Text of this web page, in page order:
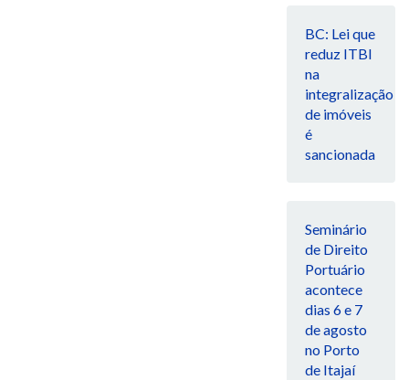
BC: Lei que
reduz ITBI
na
integralização
de imóveis
é
sancionada
Seminário
de Direito
Portuário
acontece
dias 6 e 7
de agosto
no Porto
de Itajaí